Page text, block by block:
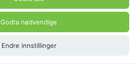
Godta nødvendige
Endre innstillinger